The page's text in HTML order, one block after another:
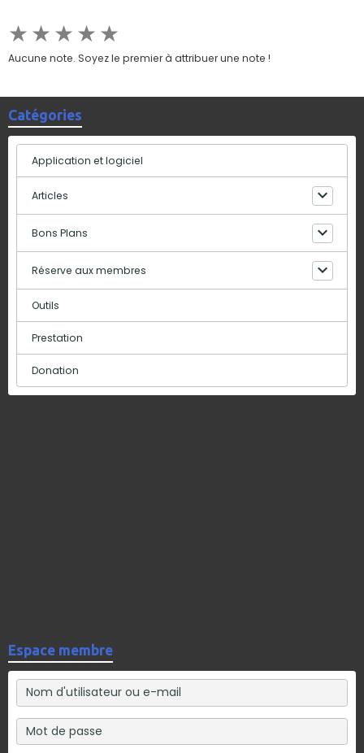
★★★★★
Aucune note. Soyez le premier à attribuer une note !
Catégories
Application et logiciel
Articles
Bons Plans
Réserve aux membres
Outils
Prestation
Donation
Espace membre